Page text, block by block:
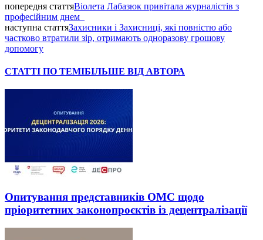
попередня статтяВіолета Лабазюк привітала журналістів з
професійним днем
наступна статтяЗахисники і Захисниці, які повністю або
частково втратили зір, отримають одноразову грошову
допомогу
СТАТТІ ПО ТЕМІБІЛЬШЕ ВІД АВТОРА
Опитування представників ОМС щодо
пріоритетних законопроєктів із децентралізації